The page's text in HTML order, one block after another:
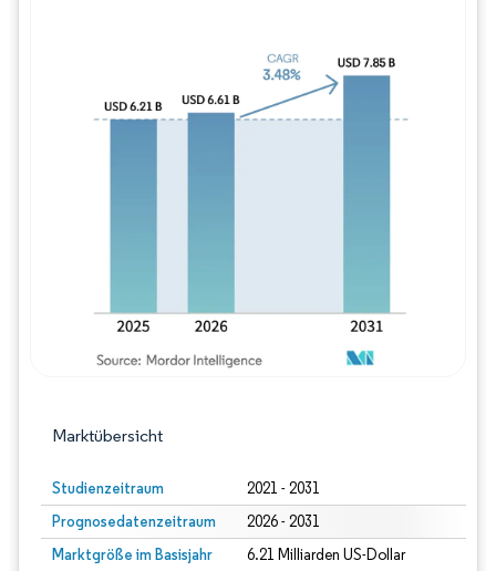
Marktübersicht
Studienzeitraum 2021 - 2031
Prognosedatenzeitraum 2026 - 2031
Marktgröße im Basisjahr
6.21 Milliarden US-Dollar